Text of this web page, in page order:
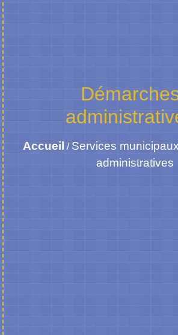
Accueil / Services municipaux
administratives